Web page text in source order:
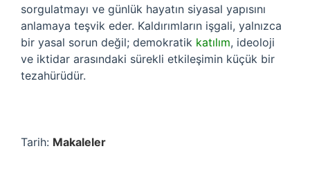
sorgulatmayı ve günlük hayatın siyasal yapısını
anlamaya teşvik eder. Kaldırımların işgali, yalnızca
bir yasal sorun değil; demokratik katılım, ideoloji
ve iktidar arasındaki sürekli etkileşimin küçük bir
tezahürüdür.
Tarih: Makaleler